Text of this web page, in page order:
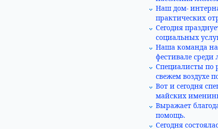
Наш дом-
практических
Сегодня
социальных
Наша команда
фестивале среди
Специалисты по
свежем воздухе
Вот и сегодня
майских
Выражает
помощь.
Сегодня